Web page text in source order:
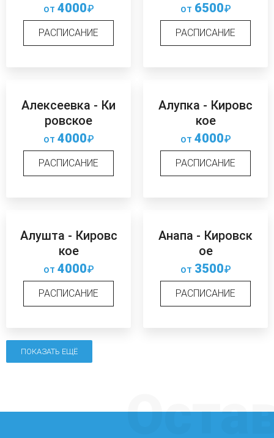
от 4000₽
РАСПИСАНИЕ
от 6500₽
РАСПИСАНИЕ
Алексеевка - Ки
ровское
от 4000₽
РАСПИСАНИЕ
Алупка - Кировс
кое
от 4000₽
РАСПИСАНИЕ
Алушта - Кировс
кое
от 4000₽
РАСПИСАНИЕ
Анапа - Кировск
ое
от 3500₽
РАСПИСАНИЕ
ПОКАЗАТЬ ЕЩЁ